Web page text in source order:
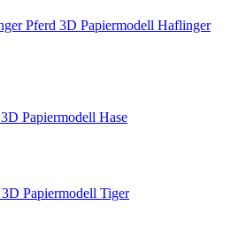
3D Papiermodell Haflinger
3D Papiermodell Hase
3D Papiermodell Tiger